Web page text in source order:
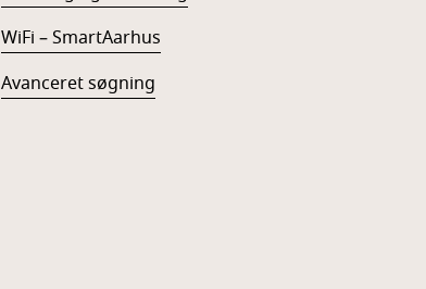
WiFi – SmartAarhus
Avanceret søgning